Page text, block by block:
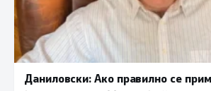
Даниловски: Ако правилно се